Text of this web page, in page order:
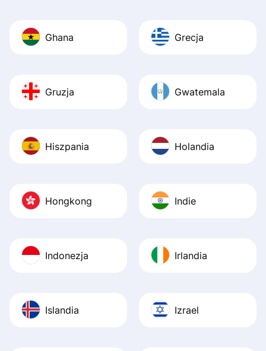
Ghana Grecja
Gruzja Gwatemala
Hiszpania Holandia
Hongkong Indie
Indonezja Irlandia
Islandia Izrael